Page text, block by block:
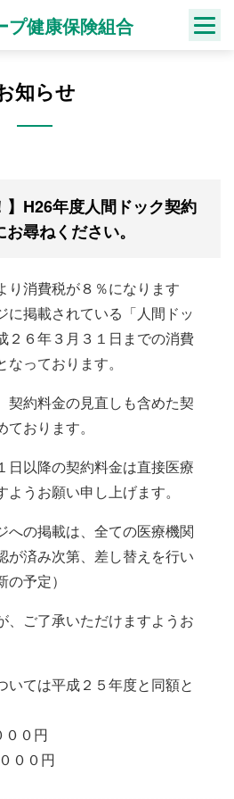
プ健康保険組合
知らせ
】H26年度人間ドック契約
尋ねください。
り消費税が８％になります
に掲載されている「人間ドッ
２６年３月３１日までの消費
っております。
契約料金の見直しも含めた契
おります。
日以降の契約料金は直接医療
うお願い申し上げます。
への掲載は、全ての医療機関
が済み次第、差し替えを行い
予定）
、ご了承いただけますようお
いては平成２５年度と同額と
００円
００円